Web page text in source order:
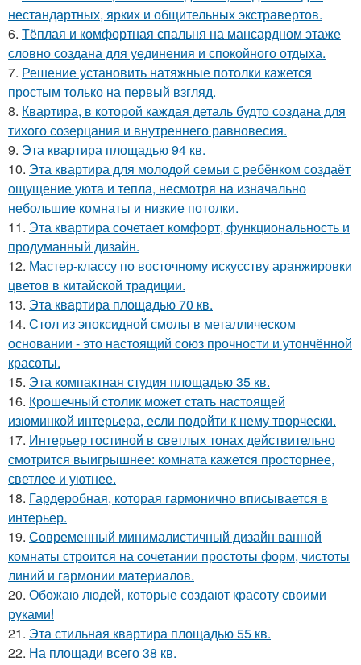
нестандартных, ярких и общительных экстравертов.
6. Тёплая и комфортная спальня на мансардном этаже
словно создана для уединения и спокойного отдыха.
7. Решение установить натяжные потолки кажется
простым только на первый взгляд.
8. Квартира, в которой каждая деталь будто создана для
тихого созерцания и внутреннего равновесия.
9. Эта квартира площадью 94 кв.
10. Эта квартира для молодой семьи с ребёнком создаёт
ощущение уюта и тепла, несмотря на изначально
небольшие комнаты и низкие потолки.
11. Эта квартира сочетает комфорт, функциональность и
продуманный дизайн.
12. Мастер-классу по восточному искусству аранжировки
цветов в китайской традиции.
13. Эта квартира площадью 70 кв.
14. Стол из эпоксидной смолы в металлическом
основании - это настоящий союз прочности и утончённой
красоты.
15. Эта компактная студия площадью 35 кв.
16. Крошечный столик может стать настоящей
изюминкой интерьера, если подойти к нему творчески.
17. Интерьер гостиной в светлых тонах действительно
смотрится выигрышнее: комната кажется просторнее,
светлее и уютнее.
18. Гардеробная, которая гармонично вписывается в
интерьер.
19. Современный минималистичный дизайн ванной
комнаты строится на сочетании простоты форм, чистоты
линий и гармонии материалов.
20. Обожаю людей, которые создают красоту своими
руками!
21. Эта стильная квартира площадью 55 кв.
22. На площади всего 38 кв.